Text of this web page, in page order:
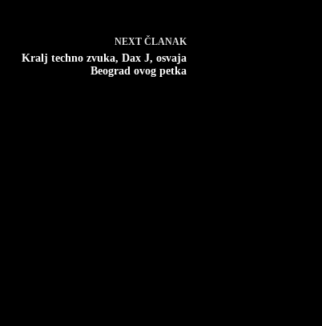
NEXT ČLANAK
Kralj techno zvuka, Dax J, osvaja
Beograd ovog petka